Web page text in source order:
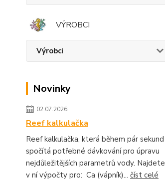
VÝROBCI
Výrobci
Novinky
02.07.2026
Reef kalkulačka
Reef kalkulačka, která během pár sekund
spočítá potřebné dávkování pro úpravu
nejdůležitějších parametrů vody. Najdete
v ní výpočty pro: Ca (vápník)... číst celé